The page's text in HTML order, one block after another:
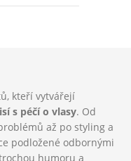
kteří vytvářejí
s péčí o vlasy. Od
až po styling a
podložené odbornými
humoru a